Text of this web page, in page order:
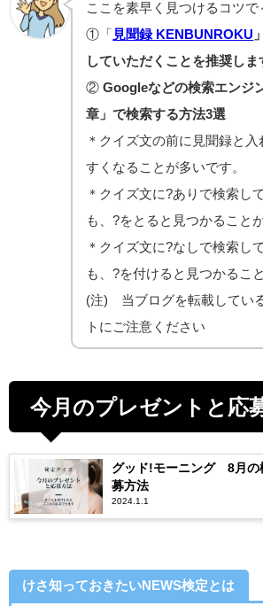
ここを素早く見つけるコツで
①「 見聞録 KENBUNROKU
していただくことを推奨しま
②Googleなどの検索エンジ
章」で検索する方法3選
＊クイズ文の前に見聞録と
すくなることが多いです。
＊クイズ文に?ありで検索し
も、?をとると見つかること
＊クイズ文に?なしで検索し
も、?を付けると見つかるこ
(注) 当ブログを転載してい
トにご注意ください
今月のプレゼントと応
グッド!モーニング 8月の
募方法
2024.1.1
けさ知っておきたいNEWS検定とは